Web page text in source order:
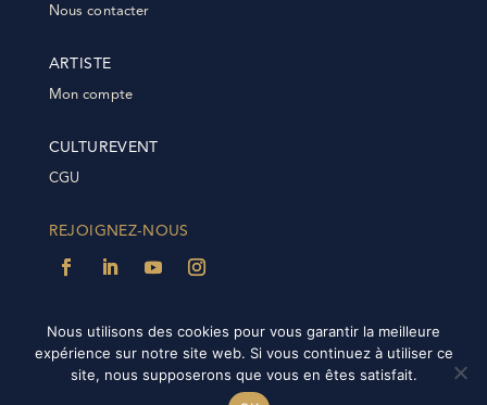
Nous contacter
ARTISTE
Mon compte
CULTUREVENT
CGU
REJOIGNEZ-NOUS
@2022 Culturevent | Tous droits réservés | Plateforme
IDÉE-NET|FAQ |
Nous utilisons des cookies pour vous garantir la meilleure
expérience sur notre site web. Si vous continuez à utiliser ce
site, nous supposerons que vous en êtes satisfait.